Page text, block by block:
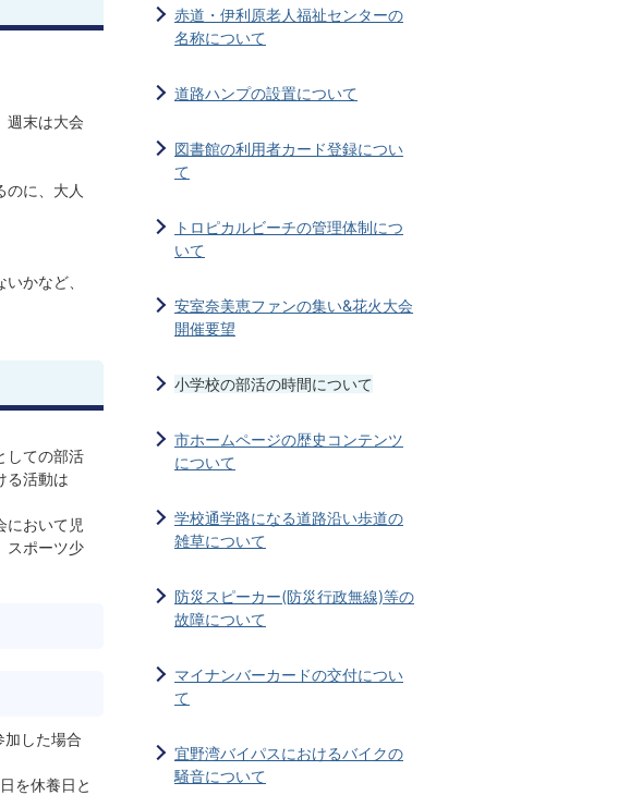
週末は大会
のに、大人
かなど、
しての部活
る活動は
において児
スポーツ少
した場合
を休養日と
赤道・伊利原老人福祉センターの
名称について
道路ハンプの設置について
図書館の利用者カード登録につい
て
トロピカルビーチの管理体制につ
いて
安室奈美恵ファンの集い&花火大会
開催要望
小学校の部活の時間について
市ホームページの歴史コンテンツ
について
学校通学路になる道路沿い歩道の
雑草について
防災スピーカー(防災行政無線)等の
故障について
マイナンバーカードの交付につい
て
宜野湾バイパスにおけるバイクの
騒音について